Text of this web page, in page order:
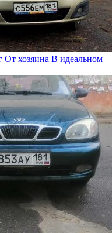
От хозяина В идеальном